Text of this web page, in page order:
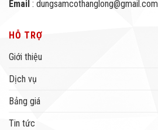
Email : dungsamcothanglong@gmail.com
HỖ TRỢ
Giới thiệu
Dịch vụ
Bảng giá
Tin tức